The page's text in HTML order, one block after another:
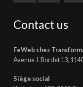
Contact us
FeWeb chez
Avenue J. Bordet 13,
Siège social